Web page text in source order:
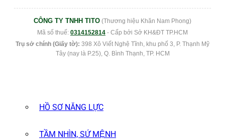
CÔNG TY TNHH TITO (Thương hiệu Khăn Nam Phong)
Mã số thuế: 0314152814 - Cấp bởi Sở KH&ĐT TP.HCM
Trụ sở chính (Giấy tờ): 398 Xô Viết Nghệ Tĩnh, khu phố 3, P. Thạnh Mỹ
Tây (nay là P.25), Q. Bình Thạnh, TP. HCM
HỒ SƠ NĂNG LỰC
TẦM NHÌN, SỨ MỆNH